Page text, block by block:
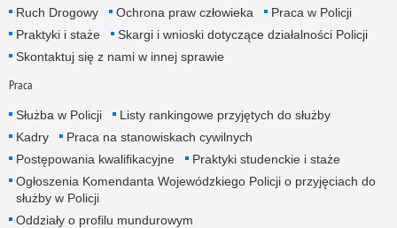
Ruch Drogowy
Ochrona praw człowieka
Praca w Policji
Praktyki i staże
Skargi i wnioski dotyczące działalności Policji
Skontaktuj się z nami w innej sprawie
Praca
Służba w Policji
Listy rankingowe przyjętych do służby
Kadry
Praca na stanowiskach cywilnych
Postępowania kwalifikacyjne
Praktyki studenckie i staże
Ogłoszenia Komendanta Wojewódzkiego Policji o przyjęciach do
służby w Policji
Oddziały o profilu mundurowym